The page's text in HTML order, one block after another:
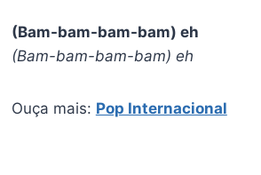
(Bam-bam-bam-bam) eh
(Bam-bam-bam-bam) eh
Ouça mais: Pop Internacional